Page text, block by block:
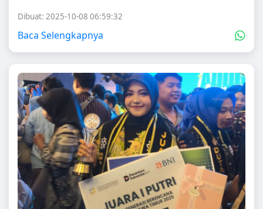
Dibuat: 2025-10-08 06:59:32
Baca Selengkapnya